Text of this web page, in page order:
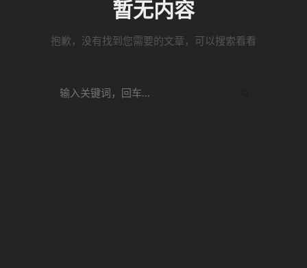
暂无内容
抱歉，没有找到您需要的文章，可以搜索看看